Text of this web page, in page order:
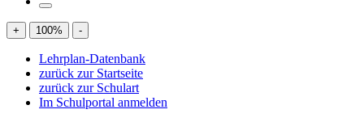
+ 100% -
Lehrplan-Datenbank
zurück zur Startseite
zurück zur Schulart
Im Schulportal anmelden